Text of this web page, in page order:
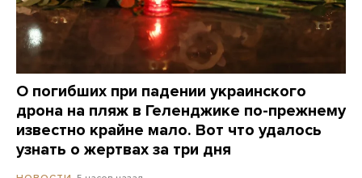
О погибших при падении украинского
дрона на пляж в Геленджике по-прежнему
известно крайне мало. Вот что удалось
узнать о жертвах за три дня